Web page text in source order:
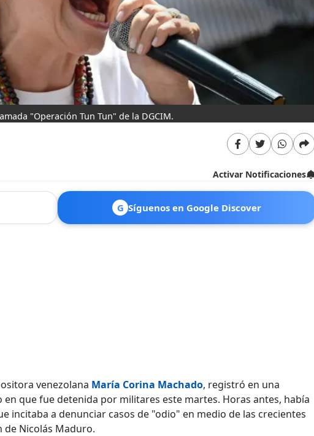
"Operación Tun Tun" de la DGCIM.
Activar Notificaciones
G Síguenos en Google Discover
venezolana María Corina Machado, registró en una
que fue detenida por militares este martes. Horas antes, había
incitaba a denunciar casos de "odio" en medio de las crecientes
Nicolás Maduro.